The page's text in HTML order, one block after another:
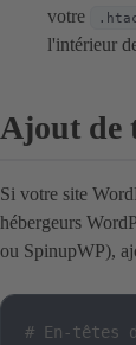
votre
l'intérieur
Ajout de
Si votre site
hébergeurs
ou SpinupWP),
# En-têtes